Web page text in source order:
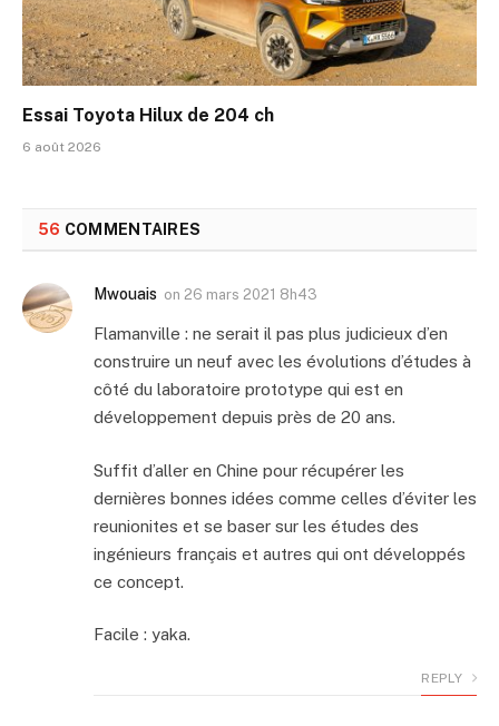
Essai Toyota Hilux de 204 ch
6 août 2026
56 COMMENTAIRES
Mwouais on 26 mars 2021 8h43
Flamanville : ne serait il pas plus judicieux d’en
construire un neuf avec les évolutions d’études à
côté du laboratoire prototype qui est en
développement depuis près de 20 ans.
Suffit d’aller en Chine pour récupérer les
dernières bonnes idées comme celles d’éviter les
reunionites et se baser sur les études des
ingénieurs français et autres qui ont développés
ce concept.
Facile : yaka.
REPLY